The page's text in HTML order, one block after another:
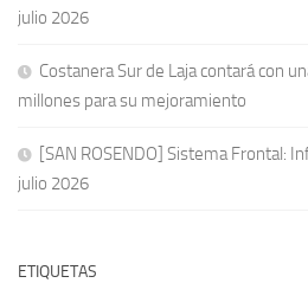
julio 2026
Costanera Sur de Laja contará con
millones para su mejoramiento
[SAN ROSENDO] Sistema Frontal:
julio 2026
ETIQUETAS